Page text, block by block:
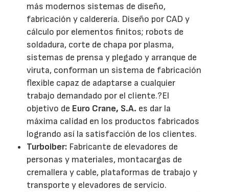
más modernos sistemas de diseño,
fabricación y calderería. Diseño por CAD y
cálculo por elementos finitos; robots de
soldadura, corte de chapa por plasma,
sistemas de prensa y plegado y arranque de
viruta, conforman un sistema de fabricación
flexible capaz de adaptarse a cualquier
trabajo demandado por el cliente.?El
objetivo de Euro Crane, S.A. es dar la
máxima calidad en los productos fabricados
logrando así la satisfacción de los clientes.
Turboiber: Fabricante de elevadores de
personas y materiales, montacargas de
cremallera y cable, plataformas de trabajo y
transporte y elevadores de servicio.